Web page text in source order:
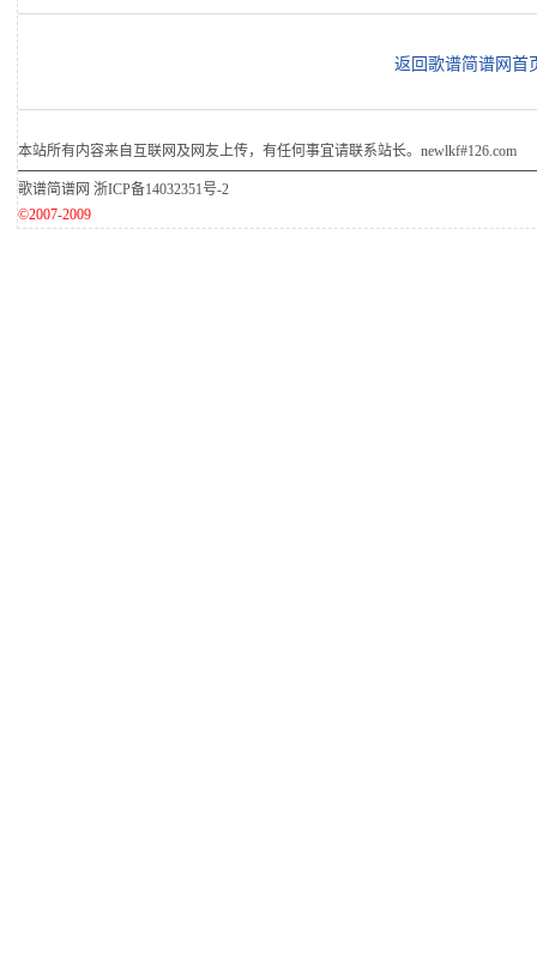
返回歌谱简谱网首
本站所有内容来自互联网及网友上传，有任何事宜请联系站长。newlkf#126.com
歌谱简谱网 浙ICP备14032351号-2
©2007-2009